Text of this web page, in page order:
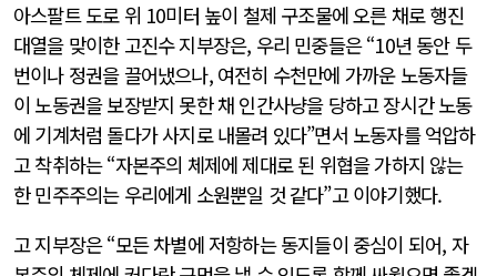
아스팔트 도로 위 10미터 높이 철제 구조물에 오른 채로 행진
대열을 맞이한 고진수 지부장은, 우리 민중들은 “10년 동안 두
번이나 정권을 끌어냈으나, 여전히 수천만에 가까운 노동자들
이 노동권을 보장받지 못한 채 인간사냥을 당하고 장시간 노동
에 기계처럼 돌다가 사지로 내몰려 있다”면서 노동자를 억압하
고 착취하는 “자본주의 체제에 제대로 된 위협을 가하지 않는
한 민주주의는 우리에게 소원뿐일 것 같다”고 이야기했다.
고 지부장은 “모든 차별에 저항하는 동지들이 중심이 되어, 자